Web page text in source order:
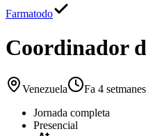
Farmatodo
Coordinador
Venezuela
Fa 4 setmanes
Jornada completa
Presencial